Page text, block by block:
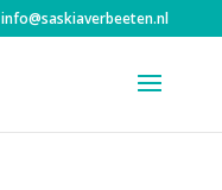
info@saskiaverbeeten.nl